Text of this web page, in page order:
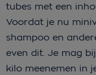
tubes met een
Voordat je nu
shampoo en
even dit. Je mag
kilo meenemen in